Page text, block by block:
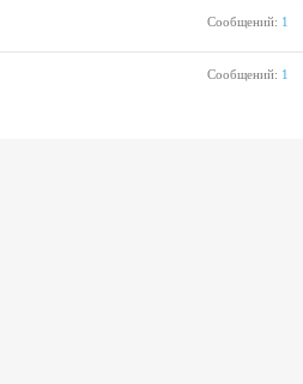
Сообщений 1
Сообщений 1